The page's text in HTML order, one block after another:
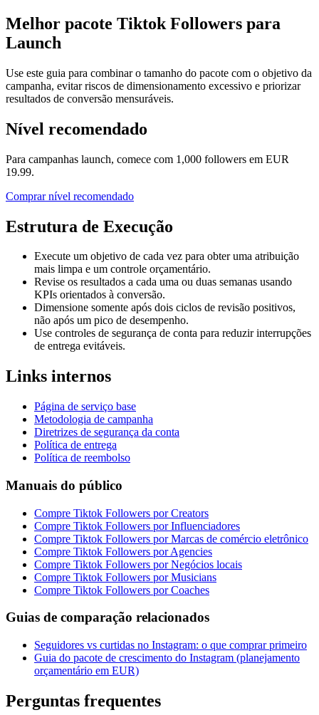
Melhor pacote Tiktok Followers para
Launch
Use este guia para combinar o tamanho do pacote com o objetivo da
campanha, evitar riscos de dimensionamento excessivo e priorizar
resultados de conversão mensuráveis.
Nível recomendado
Para campanhas launch, comece com 1,000 followers em EUR
19.99.
Comprar nível recomendado
Estrutura de Execução
Execute um objetivo de cada vez para obter uma atribuição
mais limpa e um controle orçamentário.
Revise os resultados a cada uma ou duas semanas usando
KPIs orientados à conversão.
Dimensione somente após dois ciclos de revisão positivos,
não após um pico de desempenho.
Use controles de segurança de conta para reduzir interrupções
de entrega evitáveis.
Links internos
Página de serviço base
Metodologia de campanha
Diretrizes de segurança da conta
Política de entrega
Política de reembolso
Manuais do público
Compre Tiktok Followers por Creators
Compre Tiktok Followers por Influenciadores
Compre Tiktok Followers por Marcas de comércio eletrônico
Compre Tiktok Followers por Agencies
Compre Tiktok Followers por Negócios locais
Compre Tiktok Followers por Musicians
Compre Tiktok Followers por Coaches
Guias de comparação relacionados
Seguidores vs curtidas no Instagram: o que comprar primeiro
Guia do pacote de crescimento do Instagram (planejamento
orçamentário em EUR)
Perguntas frequentes